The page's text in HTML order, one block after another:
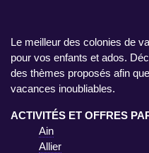
Le meilleur des colonies de
pour vos enfants et ados.
des thèmes proposés afin
vacances inoubliables.
ACTIVITÉS ET OFFRES
Ain
Allier